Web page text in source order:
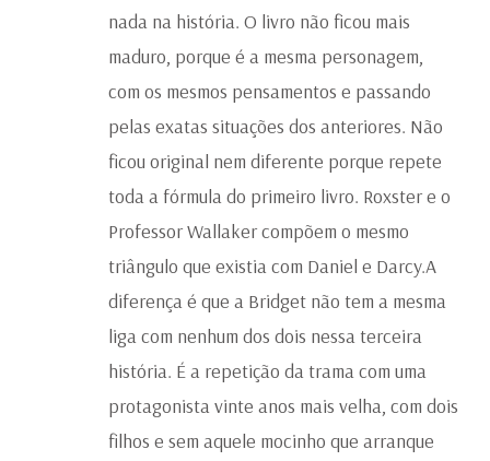
nada na história. O livro não ficou mais
maduro, porque é a mesma personagem,
com os mesmos pensamentos e passando
pelas exatas situações dos anteriores. Não
ficou original nem diferente porque repete
toda a fórmula do primeiro livro. Roxster e o
Professor Wallaker compõem o mesmo
triângulo que existia com Daniel e Darcy.A
diferença é que a Bridget não tem a mesma
liga com nenhum dos dois nessa terceira
história. É a repetição da trama com uma
protagonista vinte anos mais velha, com dois
filhos e sem aquele mocinho que arranque